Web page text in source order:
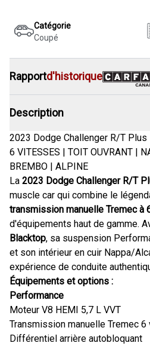
Catégorie
Coupé
Rapportd'historique
Description
2023 Dodge Challenger R/T Plus
6 VITESSES | TOIT OUVRANT |
BREMBO | ALPINE
La 2023 Dodge Challenger R/T
muscle car qui combine le
transmission manuelle Tremec à
d'équipements haut de gamme.
Blacktop, sa suspension
et son intérieur en cuir Nappa/
expérience de conduite
Équipements et options :
Performance
Moteur V8 HEMI 5,7 L VVT
Transmission manuelle Tremec
Différentiel arrière autobloquant